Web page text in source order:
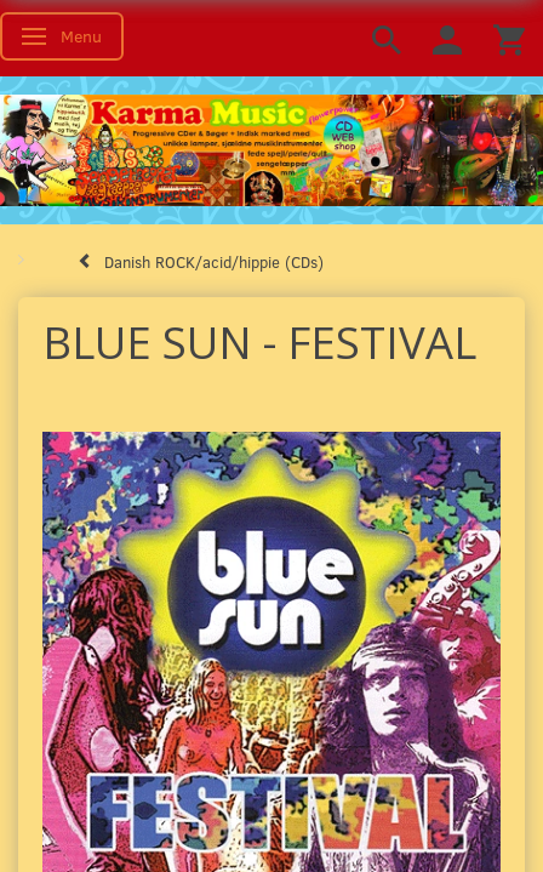
Toggle navigation
Menu
Danish ROCK/acid/hippie (CDs)
BLUE SUN - FESTIVAL